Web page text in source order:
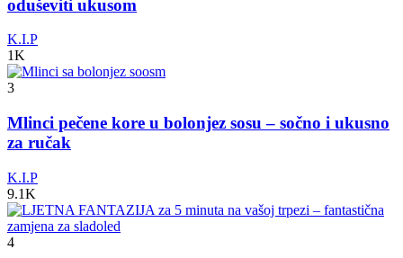
oduševiti ukusom
K.I.P
1K
3
Mlinci pečene kore u bolonjez sosu – sočno i ukusno
za ručak
K.I.P
9.1K
4